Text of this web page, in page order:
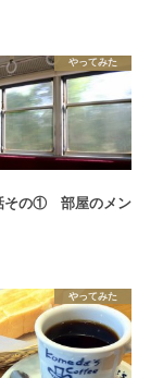
やってみた
その① 部屋のメン
やってみた